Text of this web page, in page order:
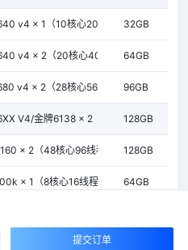
v4 × 1（10核心20线程）32GB
v4 × 2（20核心40线程）64GB
v4 × 2（28核心56线程）96GB
V4/金牌6138 × 2 128GB
× 2（48核心96线程） 128GB
× 1（8核心16线程） 64GB
× 1（24核心32线程）
提交订单